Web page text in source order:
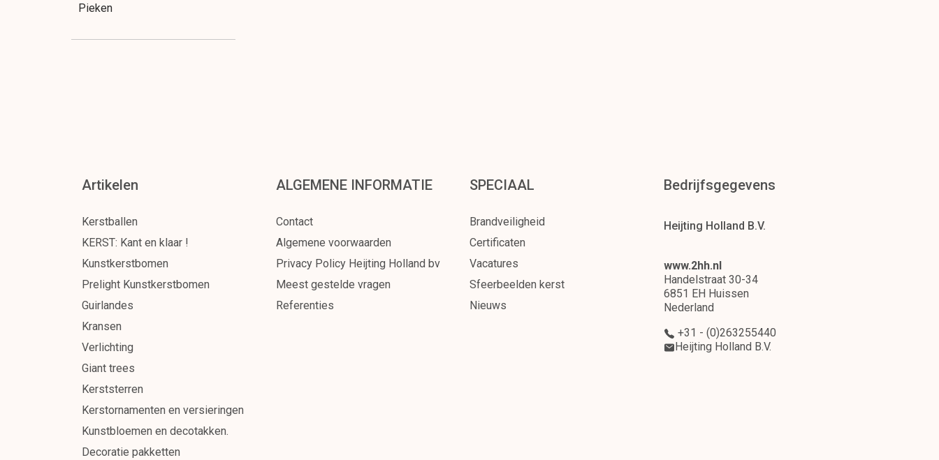
Pieken
Giant trees
Kunstbloemen en decotakken.
Decoratie pakketten
KERST : Zelfbouw-pakketten
Projecten op maat
Verpakkingsmaterialen
Artikelen
Kerstballen
KERST: Kant en klaar !
Kunstkerstbomen
Prelight Kunstkerstbomen
Guirlandes
Kransen
Verlichting
Giant trees
Kerststerren
Kerstornamenten en versieringen
Kunstbloemen en decotakken.
Decoratie pakketten
ALGEMENE INFORMATIE
Contact
Algemene voorwaarden
Privacy Policy Heijting Holland bv
Meest gestelde vragen
Referenties
SPECIAAL
Brandveiligheid
Certificaten
Vacatures
Sfeerbeelden kerst
Nieuws
Bedrijfsgegevens
Heijting Holland B.V.
www.2hh.nl
Handelstraat 30-34
6851 EH Huissen
Nederland
+31 - (0)263255440
Heijting Holland B.V.